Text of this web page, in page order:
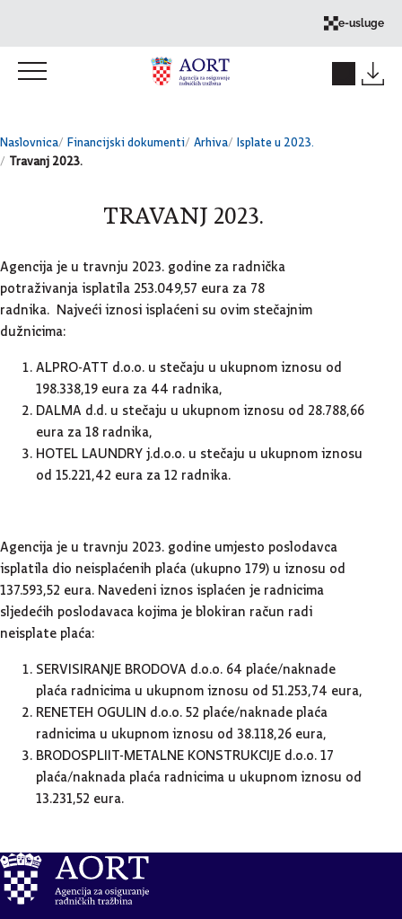
e-usluge
Naslovnica Financijski dokumenti Arhiva
Isplate u 2023.
Travanj 2023.
TRAVANJ 2023.
Agencija je u travnju 2023. godine za radnička
potraživanja isplatila 253.049,57 eura za 78
radnika. Najveći iznosi isplaćeni su ovim stečajnim
dužnicima:
ALPRO-ATT d.o.o. u stečaju u ukupnom iznosu od
198.338,19 eura za 44 radnika,
DALMA d.d. u stečaju u ukupnom iznosu od 28.788,66
eura za 18 radnika,
HOTEL LAUNDRY j.d.o.o. u stečaju u ukupnom iznosu
od 15.221,42 eura za 12 radnika.
Agencija je u travnju 2023. godine umjesto poslodavca
isplatila dio neisplaćenih plaća (ukupno 179) u iznosu od
137.593,52 eura. Navedeni iznos isplaćen je radnicima
sljedećih poslodavaca kojima je blokiran račun radi
neisplate plaća:
SERVISIRANJE BRODOVA d.o.o. 64 plaće/naknade
plaća radnicima u ukupnom iznosu od 51.253,74 eura,
RENETEH OGULIN d.o.o. 52 plaće/naknade plaća
radnicima u ukupnom iznosu od 38.118,26 eura,
BRODOSPLIIT-METALNE KONSTRUKCIJE d.o.o. 17
plaća/naknada plaća radnicima u ukupnom iznosu od
13.231,52 eura.